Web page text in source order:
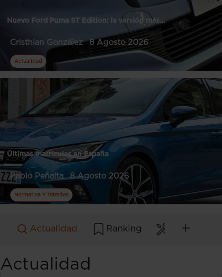
Actualidad
Nuevo Ford Puma ST Edition: la versión más…
Cristhian González 8 Agosto 2026
Normativa Y Trámites
Últimas matrículas en España
Pablo Peñalta 8 Agosto 2026
Actualidad Ranking
Actualidad